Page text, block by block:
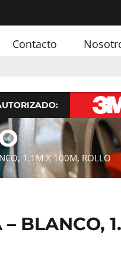
Contacto
1.1M X 100M, ROLLO
– BLANCO,